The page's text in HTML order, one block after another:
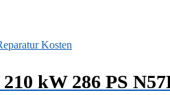
kW 286 PS